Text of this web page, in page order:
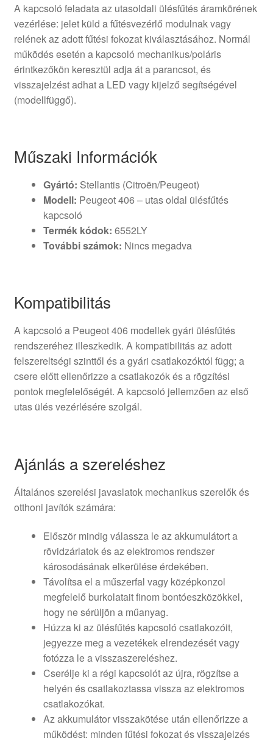
A kapcsoló feladata az utasoldali ülésfűtés áramkörének
vezérlése: jelet küld a fűtésvezérlő modulnak vagy
relének az adott fűtési fokozat kiválasztásához. Normál
működés esetén a kapcsoló mechanikus/poláris
érintkezőkön keresztül adja át a parancsot, és
visszajelzést adhat a LED vagy kijelző segítségével
(modellfüggő).
Műszaki Információk
Gyártó: Stellantis (Citroën/Peugeot)
Modell: Peugeot 406 – utas oldal ülésfűtés
kapcsoló
Termék kódok: 6552LY
További számok: Nincs megadva
Kompatibilitás
A kapcsoló a Peugeot 406 modellek gyári ülésfűtés
rendszeréhez illeszkedik. A kompatibilitás az adott
felszereltségi szinttől és a gyári csatlakozóktól függ; a
csere előtt ellenőrizze a csatlakozók és a rögzítési
pontok megfelelőségét. A kapcsoló jellemzően az első
utas ülés vezérlésére szolgál.
Ajánlás a szereléshez
Általános szerelési javaslatok mechanikus szerelők és
otthoni javítók számára:
Először mindig válassza le az akkumulátort a
rövidzárlatok és az elektromos rendszer
károsodásának elkerülése érdekében.
Távolítsa el a műszerfal vagy középkonzol
megfelelő burkolatait finom bontóeszközökkel,
hogy ne sérüljön a műanyag.
Húzza ki az ülésfűtés kapcsoló csatlakozóit,
jegyezze meg a vezetékek elrendezését vagy
fotózza le a visszaszereléshez.
Cserélje ki a régi kapcsolót az újra, rögzítse a
helyén és csatlakoztassa vissza az elektromos
csatlakozókat.
Az akkumulátor visszakötése után ellenőrizze a
működést: minden fűtési fokozat és visszajelzés